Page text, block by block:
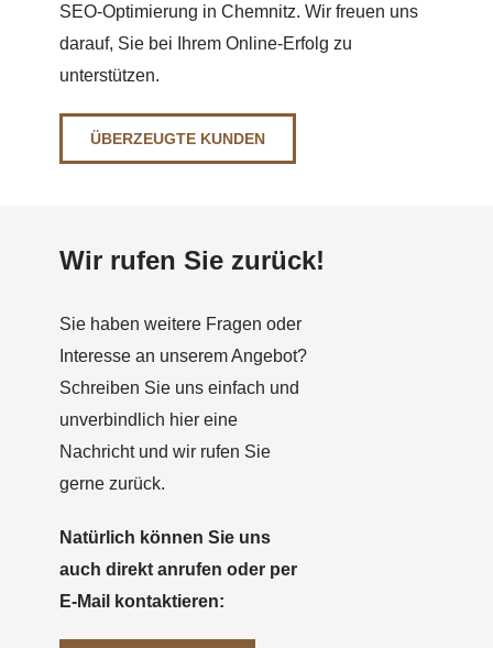
SEO-Optimierung in Chemnitz. Wir freuen uns
darauf, Sie bei Ihrem Online-Erfolg zu
unterstützen.
ÜBERZEUGTE KUNDEN
Wir rufen Sie zurück!
Sie haben weitere Fragen oder
Interesse an unserem Angebot?
Schreiben Sie uns einfach und
unverbindlich hier eine
Nachricht und wir rufen Sie
gerne zurück.
Natürlich können Sie uns
auch direkt anrufen oder per
E-Mail kontaktieren: